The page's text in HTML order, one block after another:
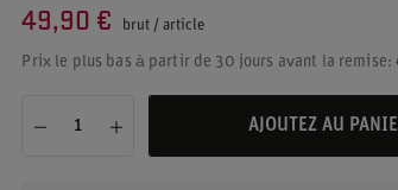
49,90 € brut /article
Prix le plus bas à partir de 30 jours avant la remise:
AJOUTEZ AU